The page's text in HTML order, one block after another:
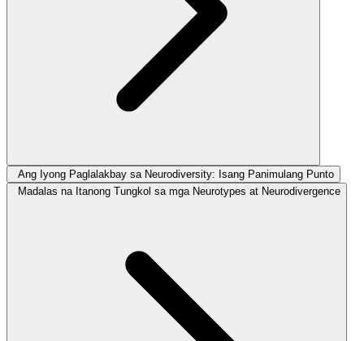
Ang Iyong Paglalakbay sa Neurodiversity: Isang Panimulang Punto
Madalas na Itanong Tungkol sa mga Neurotypes at Neurodivergence